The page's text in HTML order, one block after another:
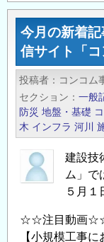
サ
ト
「コ
ン
コ
ム
／
の
の
新
着
記
事
／
建
設
技
た
今月の新着
信サイト「コ
投稿者 コンコム
セクション
一般
防災 地盤・基礎
木 インフラ 河川
建設技
ム」で
５月１
☆☆注目動画
【小規模工事に